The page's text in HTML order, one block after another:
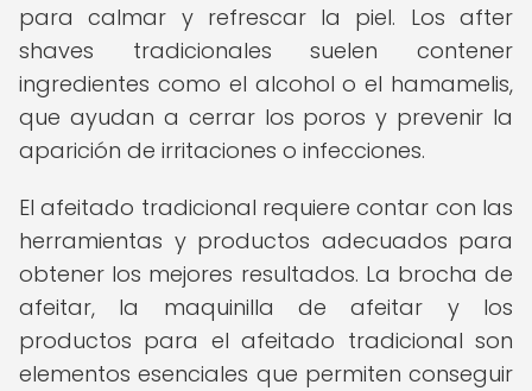
para calmar y refrescar la piel. Los after
shaves tradicionales suelen contener
ingredientes como el alcohol o el hamamelis,
que ayudan a cerrar los poros y prevenir la
aparición de irritaciones o infecciones.
El afeitado tradicional requiere contar con las
herramientas y productos adecuados para
obtener los mejores resultados. La brocha de
afeitar, la maquinilla de afeitar y los
productos para el afeitado tradicional son
elementos esenciales que permiten conseguir